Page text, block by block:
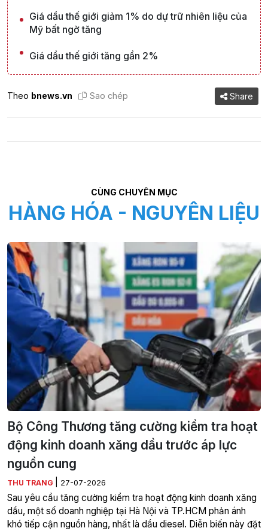
Giá dầu thế giới giảm 1% do dự trữ nhiên liệu của
Mỹ bất ngờ tăng
Giá dầu thế giới tăng gần 2%
Theo bnews.vn Sao chép Share
CÙNG CHUYÊN MỤC
HÀNG HÓA - NGUYÊN LIỆU
Bộ Công Thương tăng cường kiểm tra hoạt
động kinh doanh xăng dầu trước áp lực
nguồn cung
THU TRANG 27-07-2026
Sau yêu cầu tăng cường kiểm tra hoạt động kinh doanh xăng
dầu, một số doanh nghiệp tại Hà Nội và TP.HCM phản ánh
khó tiếp cận nguồn hàng, nhất là dầu diesel. Diễn biến này đặt